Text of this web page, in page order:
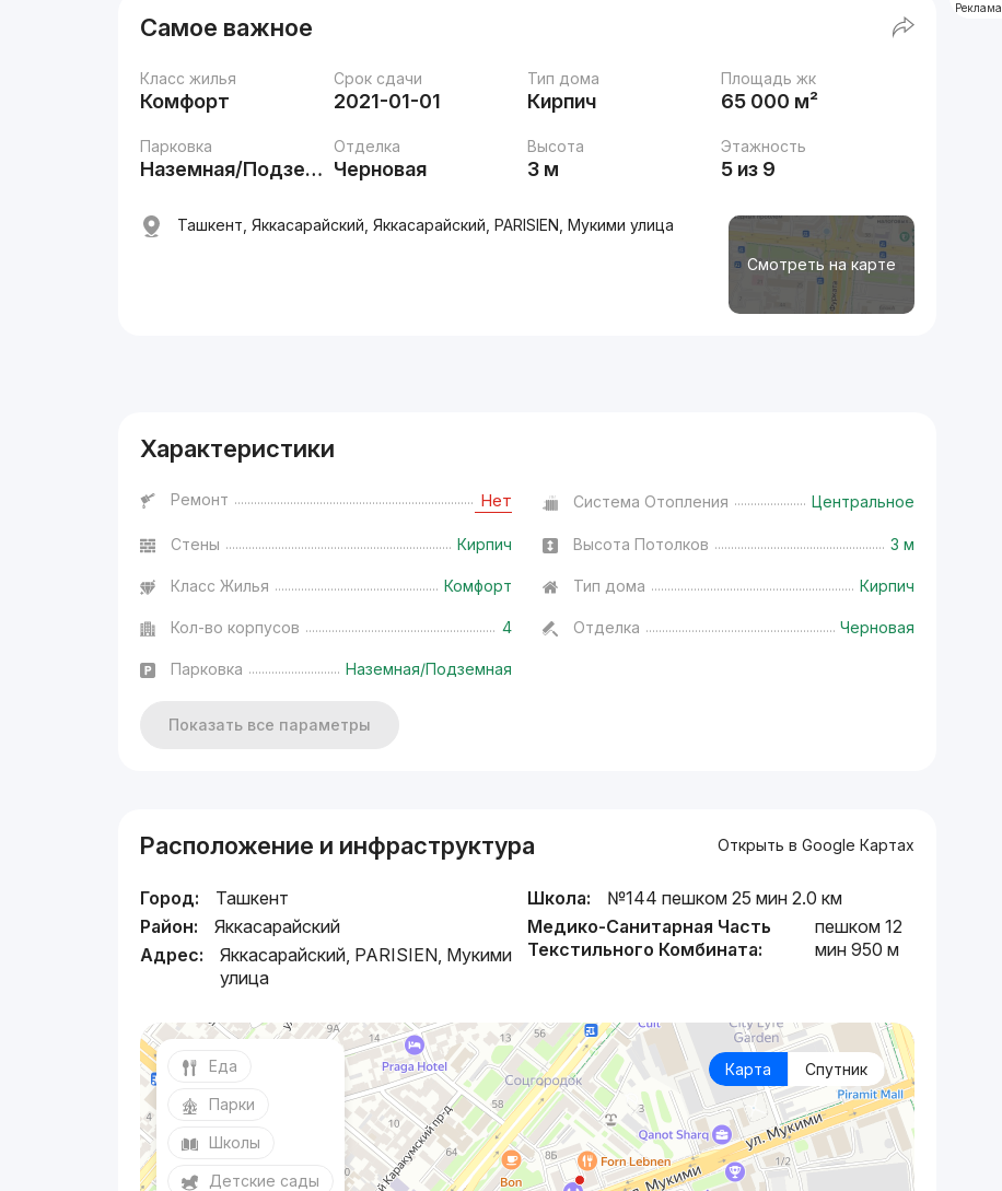
Самое важное
Класс жилья
Комфорт
Срок сдачи
2021-01-01
Тип дома
Кирпич
Площадь жк
65 000 м²
Парковка
Наземная/Подземная
Отделка
Черновая
Высота
3 м
Этажность
5 из 9
Смотреть на карте
Ташкент, Яккасарайский, Яккасарайский, PARISIEN, Мукими улица
Характеристики
Ремонт Нет Система Отопления Центральное
Стены Кирпич Высота Потолков 3 м
Класс Жилья Комфорт Тип дома Кирпич
Кол-во корпусов 4 Отделка Черновая
Парковка Наземная/Подземная
Показать все параметры
Расположение и инфраструктура Открыть в Google Картах
Город:
Ташкент
Район:
Яккасарайский
Адрес:
Яккасарайский, PARISIEN, Мукими
улица
Школа:
№144 пешком 25 мин 2.0 км
Медико-Санитарная Часть
Текстильного Комбината:
пешком 12
мин 950 м
Карта Спутник
Еда
Парки
Школы
Детские сады
Реклама